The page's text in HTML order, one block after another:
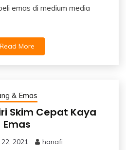
emas di medium media
Read More
& Emas
Skim Cepat Kaya
Emas
2021 hanafi